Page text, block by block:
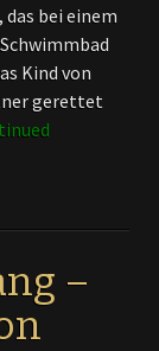
bei einem
Kind von
gerettet
–